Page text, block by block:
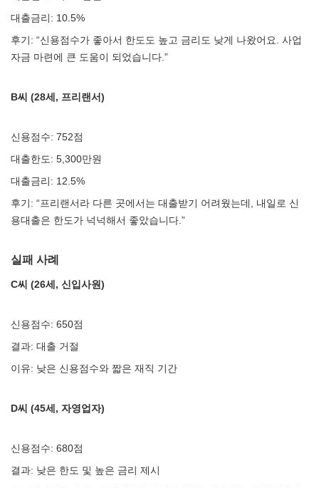
대출금리: 10.5%
후기: “신용점수가 좋아서 한도도 높고 금리도 낮게 나왔어요. 사업
자금 마련에 큰 도움이 되었습니다.”
B씨 (28세, 프리랜서)
신용점수: 752점
대출한도: 5,300만원
대출금리: 12.5%
후기: “프리랜서라 다른 곳에서는 대출받기 어려웠는데, 내일로 신
용대출은 한도가 넉넉해서 좋았습니다.”
실패 사례
C씨 (26세, 신입사원)
신용점수: 650점
결과: 대출 거절
이유: 낮은 신용점수와 짧은 재직 기간
D씨 (45세, 자영업자)
신용점수: 680점
결과: 낮은 한도 및 높은 금리 제시